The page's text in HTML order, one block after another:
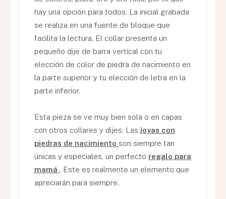
hay una opción para todos. La inicial grabada
se realiza en una fuente de bloque que
facilita la lectura. El collar presenta un
pequeño dije de barra vertical con tu
elección de color de piedra de nacimiento en
la parte superior y tu elección de letra en la
parte inferior.
Esta pieza se ve muy bien sola o en capas
con otros collares y dijes. Las joyas con
piedras de nacimiento son siempre tan
únicas y especiales, un perfecto regalo para
mamá . Este es realmente un elemento que
apreciarán para siempre.